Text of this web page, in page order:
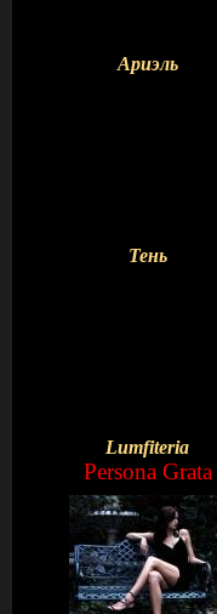
Ариэль
Тень
Lumfiteria
Persona Grata